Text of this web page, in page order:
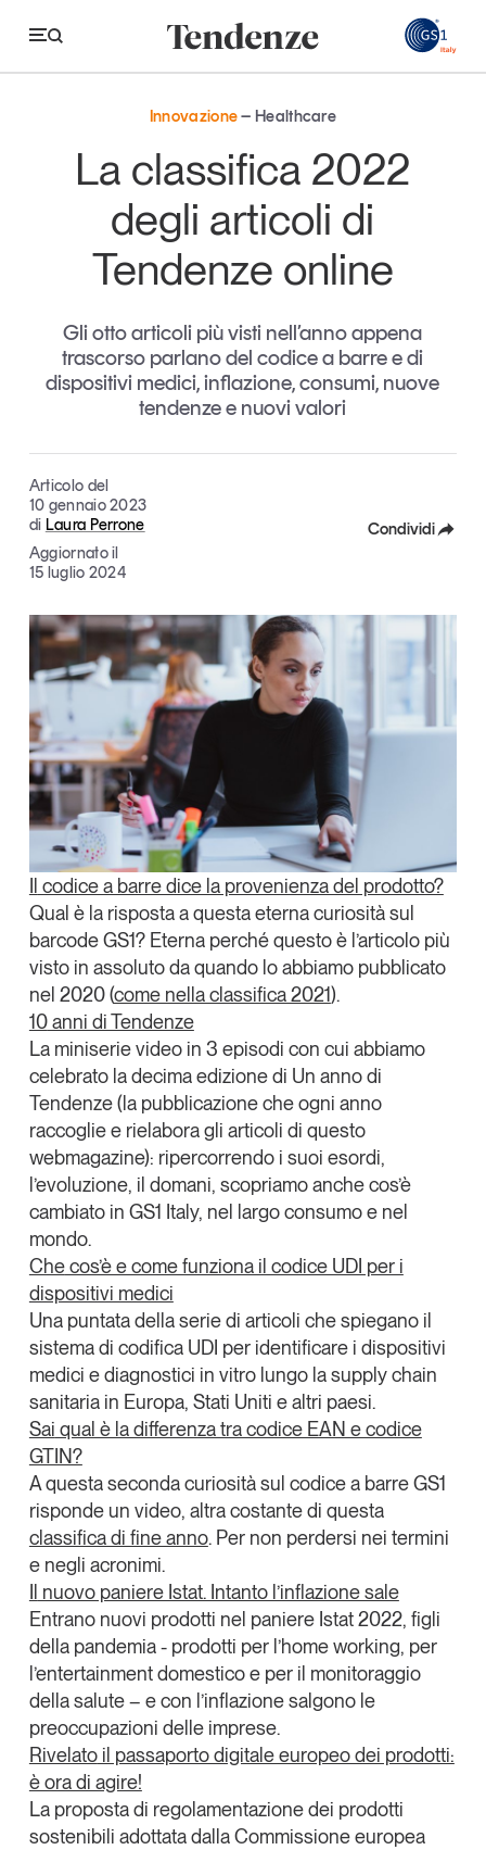
Tendenze
Economia e consumi
Innovazione
Logistica
Retail e brand
Sostenibilità
Grandi temi
Magazine
Articoli
Opinioni
Dossier
Interviste
Comunicati stampa
Podcast
Eventi e formazione
Tutti gli appuntamenti
Chi siamo
Newsletter
Contatti
Tendenze Journal
La nostra newsletter nella tua email
Iscriviti
Un anno di
Tendenze2026
Leggi il magazine
Tendenze è il magazine di GS1 Italy che racconta in
modo indipendente il cambiamento e le sfide del largo
consumo e dell’economia a professionisti e
consumatori
GS1 Italy GS1 Italy GS1 Italy
GS1 Italy
Innovazione Healthcare
La classifica 2022
degli articoli di
Tendenze online
Gli otto articoli più visti nell’anno appena
trascorso parlano del codice a barre e di
dispositivi medici, inflazione, consumi, nuove
tendenze e nuovi valori
Articolo del
10 gennaio 2023
di Laura Perrone
Aggiornato il
15 luglio 2024
Condividi
X
Linkedin
Copia Link
codice a barre dice la provenienza del prodotto?
Qual è la risposta aquesta eterna curiosità sul
barcode GS1? Eterna perché questo è l’articolo più
visto in assoluto da quando lo abbiamo pubblicato
nel 2020 (come nella classifica 2021).
10anni di Tendenze
La miniserie video in 3 episodi con cui abbiamo
celebrato la decima edizione di Un anno di
Tendenze (la pubblicazione che ogni anno
raccoglie e rielabora gli articoli di questo
webmagazine): ripercorrendo i suoi esordi,
l’evoluzione, il domani, scopriamo anche cos’è
cambiato in GS1 Italy, nel largo consumo e nel
mondo.
Checos’è e come funziona il codice UDI per i
dispositivi medici
Una puntata della serie di articoli che spiegano il
sistema di codifica UDI per identificare i dispositivi
medici e diagnostici in vitro lungo la supply chain
sanitaria in Europa, Stati Uniti e altri paesi.
Sai qual è la differenza tra codice EAN e codice
GTIN?
A questa secondacuriosità sul codice a barre GS1
risponde un video, altra costante di questa
classifica di fine anno. Per non perdersi nei termini
e negli acronimi.
nuovo paniere Istat. Intanto l’inflazione sale
Entrano nuovi prodotti nel paniere Istat 2022, figli
della pandemia - prodotti per l’home working, per
l’entertainment domestico e per il monitoraggio
della salute – econ l’inflazione salgono le
preoccupazioni delle imprese.
Rivelatoil passaporto digitale europeo dei prodotti:
è ora di agire!
La proposta di regolamentazione dei prodotti
sostenibili adottata dalla Commissione europea